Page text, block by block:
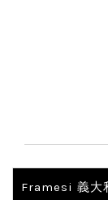
Framesi 義大